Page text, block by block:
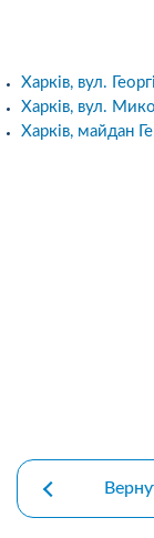
Харків, вул.
Харків, вул.
Харків, майдан